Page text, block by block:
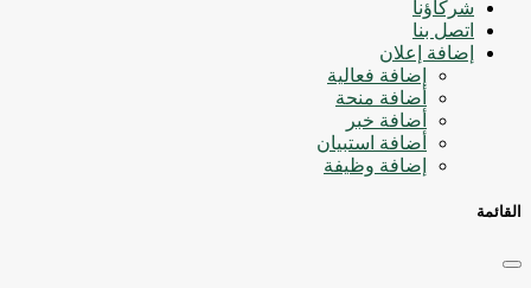
شركاؤنا
اتصل بنا
إضافة إعلان
إضافة فعالية
أضافة منحة
أضافة خبر
أضافة استبيان
إضافة وظيفة
القائمة